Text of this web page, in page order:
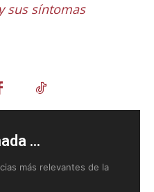
sus síntomas
...
más relevantes de la